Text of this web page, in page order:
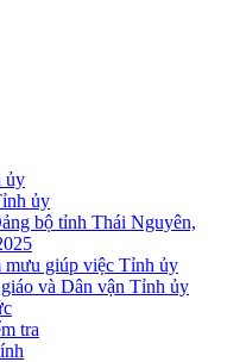
ủy
ủy
bộ tỉnh Thái Nguyên,
mưu giúp việc Tỉnh ủy
và Dân vận Tỉnh ủy
tra